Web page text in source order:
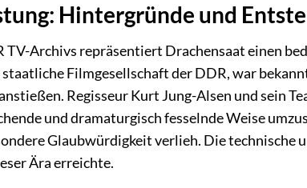
Hintergründe und
Archivs repräsentiert Drachensaat einen
staatliche Filmgesellschaft der DDR, war
Regisseur Kurt Jung-Alsen und sein
und dramaturgisch fesselnde Weise
Glaubwürdigkeit verlieh. Die technische
Ära erreichte.